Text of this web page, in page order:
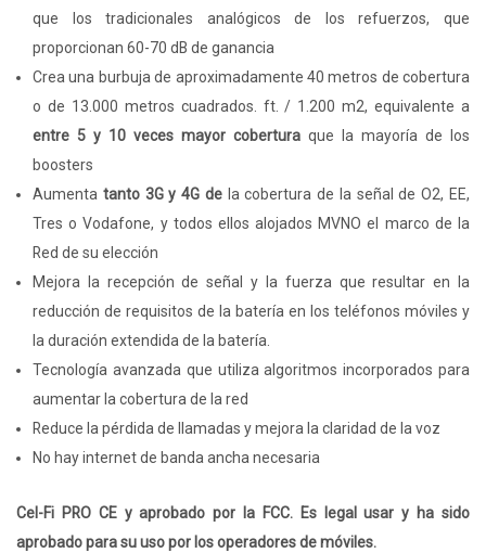
que los tradicionales analógicos de los refuerzos, que
proporcionan 60-70 dB de ganancia
Crea una burbuja de aproximadamente 40 metros de cobertura
o de 13.000 metros cuadrados. ft. / 1.200 m2, equivalente a
entre 5 y 10 veces mayor cobertura que la mayoría de los
boosters
Aumenta tanto 3G y 4G dela cobertura de la señal de O2, EE,
Tres o Vodafone, y todos ellos alojados MVNO el marco de la
Red de su elección
Mejora la recepción de señal y la fuerza que resultar en la
reducción de requisitos de la batería en los teléfonos móviles y
la duración extendida de la batería.
Tecnología avanzada que utiliza algoritmos incorporados para
aumentar la cobertura de la red
Reduce la pérdida de llamadas y mejora la claridad de la voz
No hay internet de banda ancha necesaria
Cel-Fi PRO CE y aprobado por la FCC. Es legal usar y ha sido
aprobado para su uso por los operadores de móviles.